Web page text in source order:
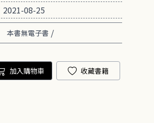
2021-08-25
本書無電子書 /
加入購物車 收藏書籍